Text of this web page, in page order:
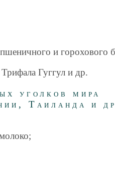
и горохового
Гуггул и др.
уголков мира
Таиланда и